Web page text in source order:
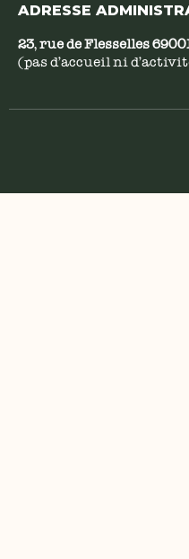
ADRESSE
23, rue de Flesselles
(pas d’accueil ni